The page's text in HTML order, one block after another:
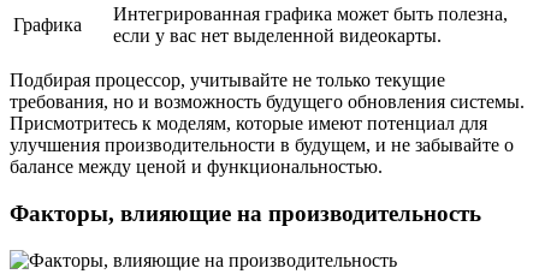
Графика
Интегрированная графика может быть полезна,
если у вас нет выделенной видеокарты.
Подбирая процессор, учитывайте не только текущие
требования, но и возможность будущего обновления системы.
Присмотритесь к моделям, которые имеют потенциал для
улучшения производительности в будущем, и не забывайте о
балансе между ценой и функциональностью.
Факторы, влияющие на производительность